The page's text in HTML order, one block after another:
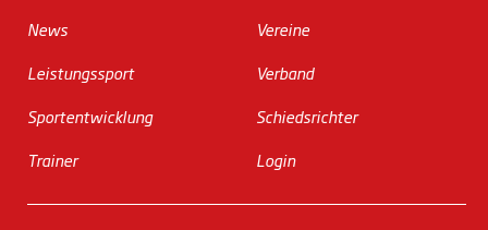
News
Leistungssport
Sportentwicklung
Trainer
Vereine
Verband
Schiedsrichter
Login